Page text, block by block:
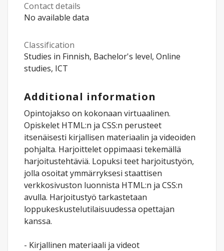
Contact details
No available data
Classification
Studies in Finnish, Bachelor's level, Online
studies, ICT
Additional information
Opintojakso on kokonaan virtuaalinen.
Opiskelet HTML:n ja CSS:n perusteet
itsenäisesti kirjallisen materiaalin ja videoiden
pohjalta. Harjoittelet oppimaasi tekemällä
harjoitustehtäviä. Lopuksi teet harjoitustyön,
jolla osoitat ymmärryksesi staattisen
verkkosivuston luonnista HTML:n ja CSS:n
avulla. Harjoitustyö tarkastetaan
loppukeskustelutilaisuudessa opettajan
kanssa.
- Kirjallinen materiaali ja videot